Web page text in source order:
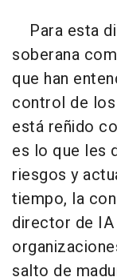
Para esta
soberana
que han
control de
está reñido
es lo que les
riesgos y
tiempo, la
director de IA
salto de